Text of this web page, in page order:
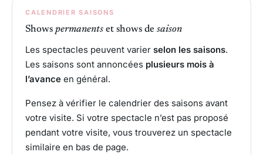
CALENDRIER SAISONS
Shows permanents et shows de saison
Les spectacles peuvent varier selon les saisons.
Les saisons sont annoncées plusieurs mois à
l’avance en général.
Pensez à vérifier le calendrier des saisons avant
votre visite. Si votre spectacle n’est pas proposé
pendant votre visite, vous trouverez un spectacle
similaire en bas de page.